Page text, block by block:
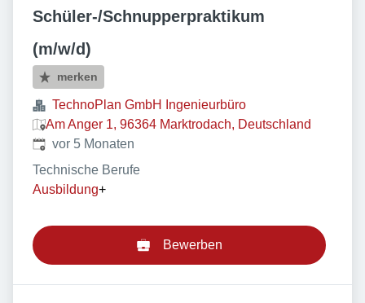
Schüler-/Schnupperpraktikum
(m/w/d)
merken
TechnoPlan GmbH Ingenieurbüro
Am Anger 1, 96364 Marktrodach, Deutschland
Veröffentlicht:
vor 5 Monaten
Technische Berufe
Ausbildung+
Bewerben